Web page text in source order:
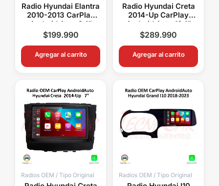
Radio Hyundai Elantra
2010-2013 CarPlay
Android Auto 9.1”
Pantalla OEM
Bluetooth GPS WiFi
$199.990
Agregar al carrito
Radio Hyundai Creta
2014-Up CarPlay
Android Auto 10.1”
Pantalla OEM Android
15 Bluetooth GPS WiFi
$289.990
Agregar al carrito
Radios OEM / Tipo Original Radios OEM / Tipo Original